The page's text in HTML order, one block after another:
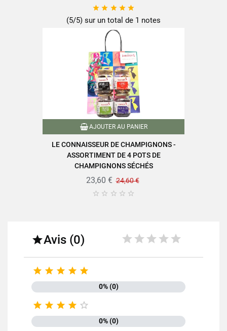
    
(5/5) sur un total de 1 notes
AJOUTER AU PANIER
LE CONNAISSEUR DE CHAMPIGNONS -
ASSORTIMENT DE 4 POTS DE
CHAMPIGNONS SÉCHÉS
23,60 € 24,60 €
    
Avis (0)
    
0% (0)
    
0% (0)